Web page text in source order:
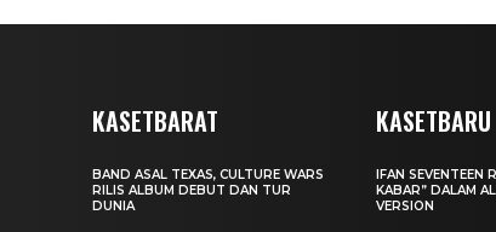
KASETBARAT
BAND ASAL TEXAS, CULTURE WARS
RILIS ALBUM DEBUT DAN TUR
DUNIA
KASETBARU
IFAN SEVENTEEN
KABAR” DALAM
VERSION